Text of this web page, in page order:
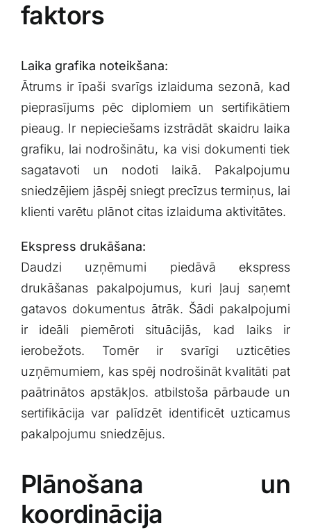
faktors
Laika grafika noteikšana:
Ātrums ⁤ir ⁤īpaši svarīgs izlaiduma sezonā,‌ kad
pieprasījums‍ pēc diplomiem un sertifikātiem
pieaug. Ir nepieciešams izstrādāt skaidru laika
‍grafiku,⁢ lai nodrošinātu,​ ka​ visi dokumenti tiek‍
sagatavoti‌ un nodoti laikā. Pakalpojumu
sniedzējiem jāspēj sniegt precīzus termiņus, lai
klienti varētu plānot ‌citas izlaiduma aktivitātes.
Ekspress drukāšana:
Daudzi ​uzņēmumi piedāvā ekspress
‍drukāšanas pakalpojumus, kuri ļauj saņemt
gatavos dokumentus ātrāk.‌ Šādi pakalpojumi
ir ideāli piemēroti situācijās, kad ⁢laiks ir
ierobežots. Tomēr ir ⁢svarīgi uzticēties
uzņēmumiem, kas spēj nodrošināt kvalitāti pat
‌paātrinātos apstākļos.⁣ atbilstoša pārbaude‍ un
sertifikācija var palīdzēt⁢ identificēt uzticamus‍
pakalpojumu sniedzējus.
Plānošana un
koordinācija